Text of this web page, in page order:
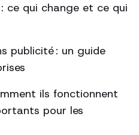
ce qui change et ce qui
publicité : un guide
ils fonctionnent
pour les